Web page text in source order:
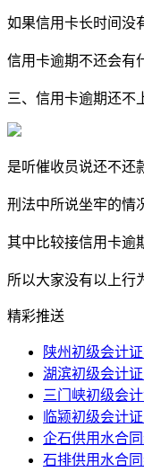
如果信用卡长时间没
信用卡逾期不还会有
三、信用卡逾期还不
是听催收员说还不还
刑法中所说坐牢的情
其中比较接信用卡逾
所以大家没有以上行
精彩推送
陕州初级会计
湖滨初级会计
三门峡初级会
临颍初级会计
企石供用水合
石排供用水合